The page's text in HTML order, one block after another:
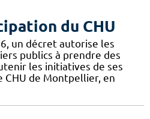
du CHU
un décret autorise les
publics à prendre des
les initiatives de ses
CHU de Montpellier, en